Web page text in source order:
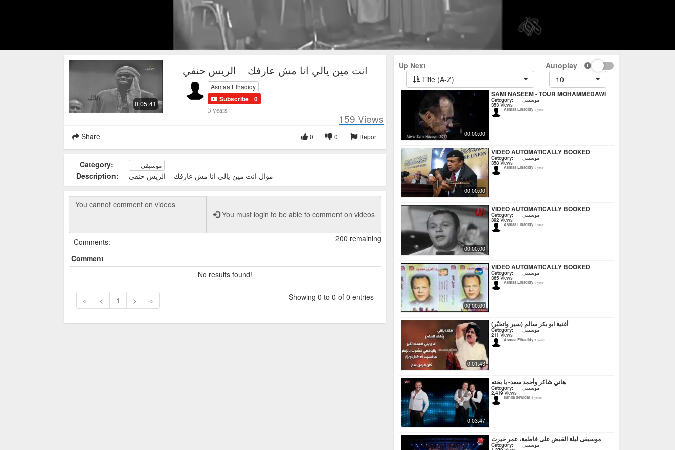
0:05:41
انت مين يالي انا مش عارفك _ الريس حنفي
Asmaa Elhadidy
Subscribe 0
3 years
159 Views
Share Report
0
0
Category: موسيقى
Description: موال انت مين يالي انا مش عارفك _ الريس حنفي
You must login to be able to comment on videos
200 remaining
Comments:
Comment
No results found!
« < 1 > » Showing 0 to 0 of 0 entries
Up Next
Autoplay
Title (A-Z)
10
00:00:00
SAMI NASEEM - TOUR MOHAMMEDAWI
Category: موسيقى
353 Views
Asmaa Elhadidy 1 year
00:00:00
VIDEO AUTOMATICALLY BOOKED
Category: موسيقى
358 Views
Asmaa Elhadidy 1 year
00:00:00
VIDEO AUTOMATICALLY BOOKED
Category: موسيقى
392 Views
Asmaa Elhadidy 1 year
00:00:00
VIDEO AUTOMATICALLY BOOKED
Category: موسيقى
365 Views
Asmaa Elhadidy 1 year
0:01:43
أغنية ابو بكر سالم (سير واتخبّر)
Category: موسيقى
211 Views
Asmaa Elhadidy 3 years
0:03:47
هاني شاكر وأحمد سعد- يا بخته
Category: موسيقى
2,419Views
suhila dewidar 4 years
موسيقى ليلة القبض على فاطمة، عمر خيرت
Category: موسيقى